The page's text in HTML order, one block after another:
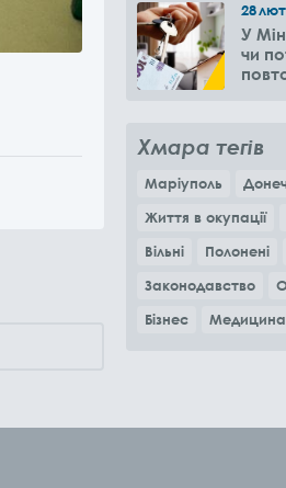
28лют
У
чи
Хмара тегів
Маріуполь
Життя в окупації
Вільні
Полонені
Законодавство
Бізнес
Медицина